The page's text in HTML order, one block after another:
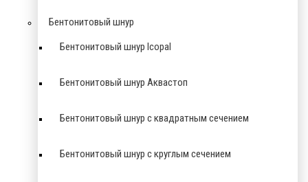
Бентонитовый шнур
Бентонитовый шнур Icopal
Бентонитовый шнур Аквастоп
Бентонитовый шнур с квадратным сечением
Бентонитовый шнур с круглым сечением